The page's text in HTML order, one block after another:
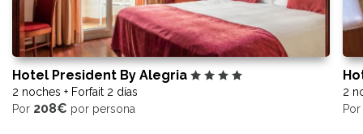
Hotel President By Alegria
2 noches + Forfait 2 días
Por 208€ por persona
2
Por